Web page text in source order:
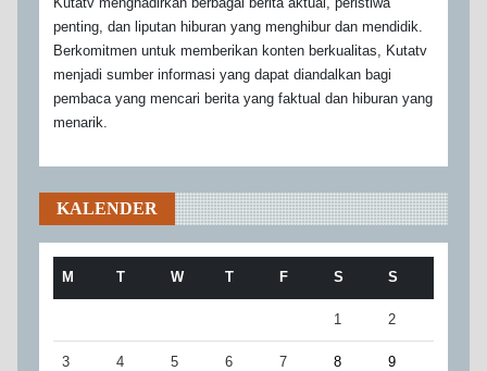
penting, dan liputan hiburan yang menghibur dan mendidik.
Berkomitmen untuk memberikan konten berkualitas, Kutatv
menjadi sumber informasi yang dapat diandalkan bagi
pembaca yang mencari berita yang faktual dan hiburan yang
menarik.
KALENDER
M T W T F S S
1 2
3 4 5 6 7 8 9